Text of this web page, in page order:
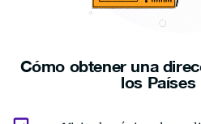
Cómo obtener una
los Países